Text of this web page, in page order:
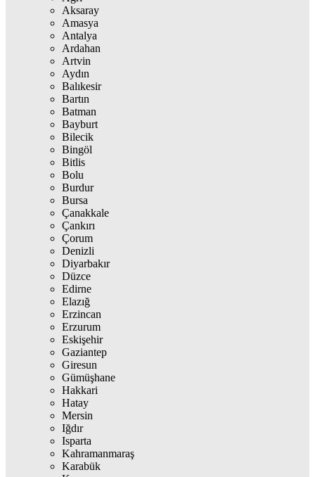
Aksaray
Amasya
Antalya
Ardahan
Artvin
Aydın
Balıkesir
Bartın
Batman
Bayburt
Bilecik
Bingöl
Bitlis
Bolu
Burdur
Bursa
Çanakkale
Çankırı
Çorum
Denizli
Diyarbakır
Düzce
Edirne
Elazığ
Erzincan
Erzurum
Eskişehir
Gaziantep
Giresun
Gümüşhane
Hakkari
Hatay
Mersin
Iğdır
Isparta
Kahramanmaraş
Karabük